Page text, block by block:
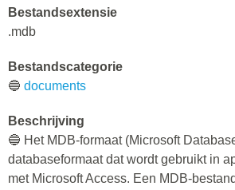
Bestandsextensie
.mdb
Bestandscategorie
🔵 documents
Beschrijving
🔵 Het MDB-formaat (Microsoft
databaseformaat dat wordt gebruikt in
met Microsoft Access. Een MDB-